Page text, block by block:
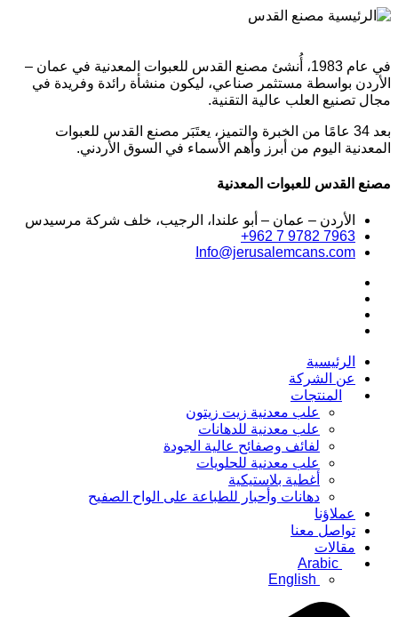
في عام 1983، أُنشئ مصنع القدس للعبوات المعدنية في عمان –
الأردن بواسطة مستثمر صناعي، ليكون منشأة رائدة وفريدة في
مجال تصنيع العلب عالية التقنية.
بعد 34 عامًا من الخبرة والتميز، يعتَبَر مصنع القدس للعبوات
المعدنية اليوم من أبرز وأهم الأسماء في السوق الأردني.
مصنع القدس للعبوات المعدنية
الأردن – عمان – أبو علندا، الرجيب، خلف شركة مرسيدس
+962 7 9782 7963
Info@jerusalemcans.com
الرئيسية
عن الشركة
المنتجات
علب معدنية زيت زيتون
علب معدنية للدهانات
لفائف وصفائح عالية الجودة
علب معدنية للحلويات
أغطية بلاستيكية
دهانات وأحبار للطباعة على الواح الصفيح
عملاؤنا
تواصل معنا
مقالات
Arabic
English